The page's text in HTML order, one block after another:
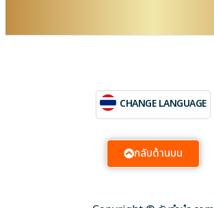
CHANGE LANGUAGE
กลับด้านบน